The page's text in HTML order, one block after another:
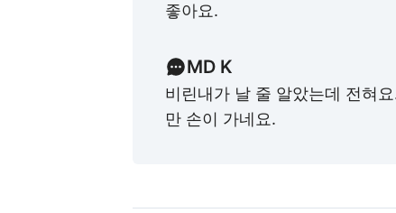
좋아요.
MD K
비린내가 날 줄 알았는데 전혀
만 손이 가네요.